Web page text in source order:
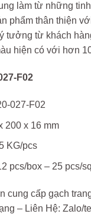
làm từ những
phẩm thân thiện
tưởng từ khách
hiện có với hơn
F02
027-F02
200 x 16 mm
KG/pcs
pcs/box – 25 pcs/
cung cấp gạch
– Liên Hệ: Zalo/